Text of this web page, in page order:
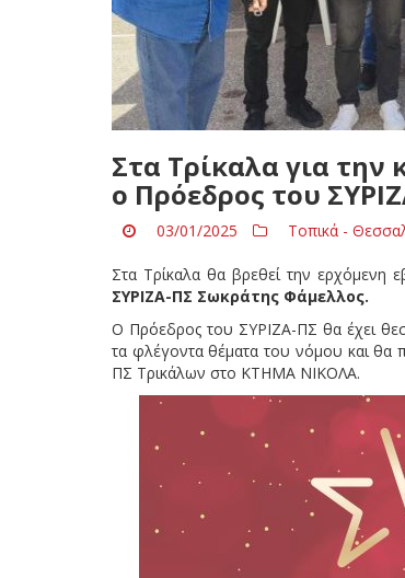
Στα Τρίκαλα για την
ο Πρόεδρος του
03/01/2025 Τοπικά -
Στα Τρίκαλα θα βρεθεί την ερχόμενη
ΣΥΡΙΖΑ-ΠΣ Σωκράτης Φάμελλος.
Ο Πρόεδρος του ΣΥΡΙΖΑ-ΠΣ θα έχει
τα φλέγοντα θέματα του νόμου και θα
ΠΣ Τρικάλων στο ΚΤΗΜΑ ΝΙΚΟΛΑ.